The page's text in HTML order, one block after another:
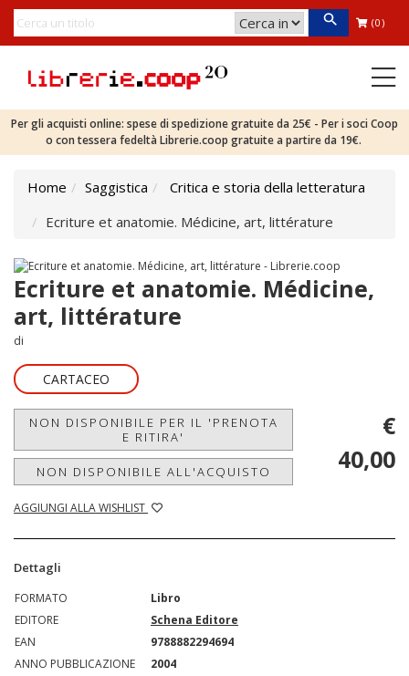
(0)
Per gli acquisti online: spese di spedizione gratuite da 25€ - Per i soci Coop
o con tessera fedeltà Librerie.coop gratuite a partire da 19€.
Home Saggistica
Critica e storia della letteratura
Ecriture et anatomie. Médicine, art, littérature
Ecriture et anatomie. Médicine,
art, littérature
di
CARTACEO
NON DISPONIBILE PER IL 'PRENOTA
E RITIRA'
NON DISPONIBILE ALL'ACQUISTO
AGGIUNGI ALLA WISHLIST
€
40,00
Dettagli
FORMATO
Libro
EDITORE
Schena Editore
EAN
9788882294694
ANNO PUBBLICAZIONE
2004